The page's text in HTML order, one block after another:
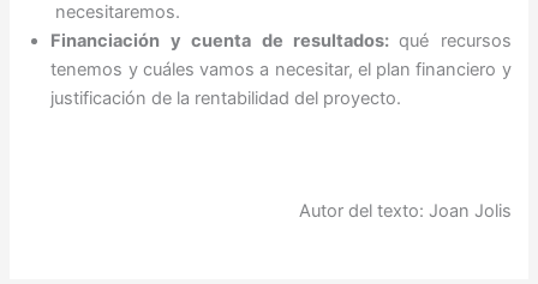
necesitaremos.
Financiación y cuenta de resultados:qué recursos
tenemos y cuáles vamos a necesitar, el plan financiero y
justificación de la rentabilidad del proyecto.
Autor del texto: Joan Jolis